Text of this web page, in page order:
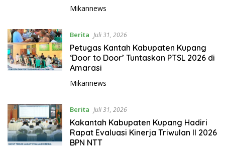
Mikannews
Berita Juli 31, 2026
Petugas Kantah Kabupaten Kupang
‘Door to Door’ Tuntaskan PTSL 2026 di
Amarasi
Mikannews
Berita Juli 31, 2026
Kakantah Kabupaten Kupang Hadiri
Rapat Evaluasi Kinerja Triwulan II 2026
BPN NTT